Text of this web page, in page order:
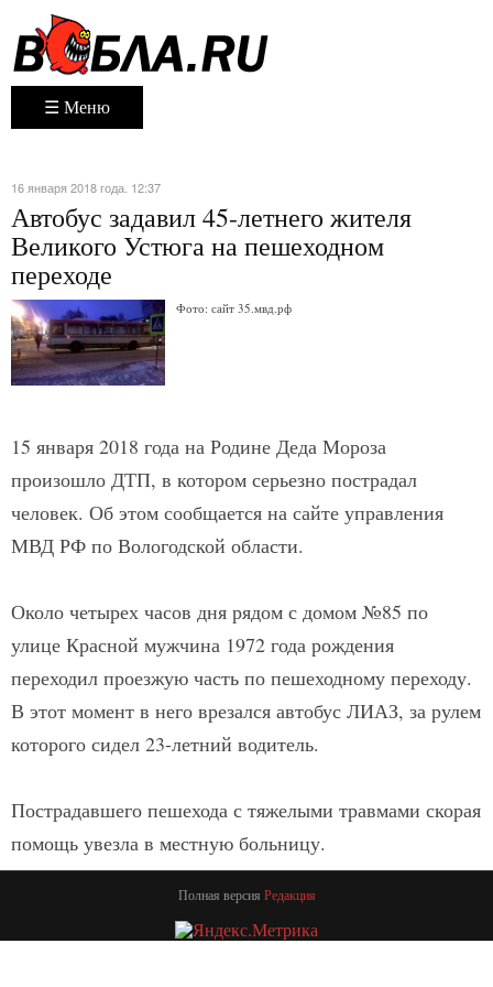
☰ Меню
16 января 2018 года. 12:37
Автобус задавил 45-летнего жителя
Великого Устюга на пешеходном
переходе
Фото: сайт 35.мвд.рф
15 января 2018 года на Родине Деда Мороза
произошло ДТП, в котором серьезно пострадал
человек. Об этом сообщается на сайте управления
МВД РФ по Вологодской области.
Около четырех часов дня рядом с домом №85 по
улице Красной мужчина 1972 года рождения
переходил проезжую часть по пешеходному переходу.
В этот момент в него врезался автобус ЛИАЗ, за рулем
которого сидел 23-летний водитель.
Пострадавшего пешехода с тяжелыми травмами скорая
помощь увезла в местную больницу.
Полная версия Редакция